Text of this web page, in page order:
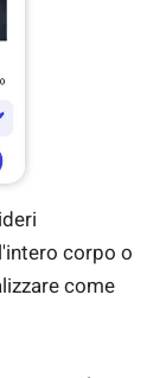
corpo o
come